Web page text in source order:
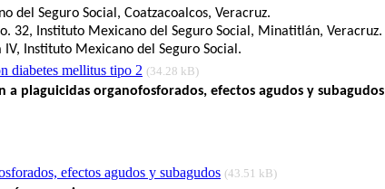
Seguro Social, Coatzacoalcos, Veracruz.
32, Instituto Mexicano del Seguro Social, Minatitlán, Veracruz.
Instituto Mexicano del Seguro Social.
diabetes mellitus tipo 2 (34.28 kB)
plaguicidas organofosforados, efectos agudos y subagudos
efectos agudos y subagudos (43.51 kB)